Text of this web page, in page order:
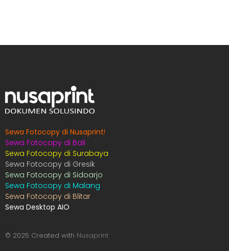
Sewa Fotocopy di Nusaprint!
Sewa Fotocopy di Bali
Sewa Fotocopy di Surabaya
Sewa Fotocopy di Gresik
Sewa Fotocopy di Sidoarjo
Sewa Fotocopy di Malang
Sewa Fotocopy di Blitar
Sewa Desktop AIO
© 2025 Created with Nusaprint